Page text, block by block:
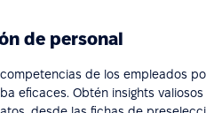
de personal
de los empleados
eficaces. Obtén insights